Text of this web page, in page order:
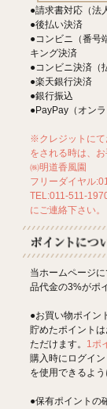
●請求書対応（法
●後払い決済
●コンビニ（番号
キング決済
●コンビニ決済（
●楽天銀行決済
●銀行振込
●PayPay（オン
※クレジットにて
をされる時は、
㈱明道香風園
フリーダイヤル
TEL:011-511-
にご連絡下さい。
当ホームページ
品代金の3%がポ
●お買い物ポイン
貯めたポイント
ただけます。 1ポ
購入時にログイ
を使用できるよ
●保有ポイントの